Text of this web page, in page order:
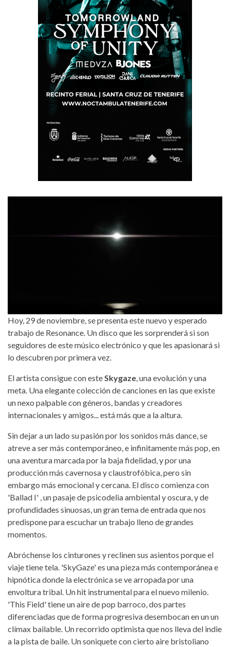
Hoy, 29 de noviembre, se presenta este nuevo y esperado
trabajo de Resonance. Un disco que les sorprenderá si son
seguidores de este músico electrónico y que les apasionará si
lo descubren por primera vez.
El artista consigue con este Skygaze , una evolución y una
meta. Una elegante colección de canciones en las que existe
un nexo palpable con géneros, bandas y creadores
internacionales y amigos... está más que a la altura.
Sin dejar a un lado su pasión por los sonidos más dance, se
atreve a ser más contemporáneo, e infinitamente más pop, en
una aventura marcada por la baja fidelidad, y por una
producción más cavernosa y claustrofóbica, pero sin
embargo más emocional y cercana. El disco comienza con
'Ballad I' , un pasaje de psicodelia ambiental y oscura, y de
profundidades sinuosas, un gran tema de entrada que nos
predispone para escuchar un trabajo lleno de grandes
momentos.
Abróchense los cinturones y reclinen sus asientos porque el
viaje tiene tela. 'SkyGaze' es una pieza más contemporánea e
hipnótica donde la electrónica se ve arropada por una
envoltura tribal. Un hit instrumental para el nuevo milenio.
'This Field' tiene un aire de pop barroco, dos partes
diferenciadas que de forma progresiva desembocan en un un
clímax bailable. Un recorrido optimista que nos lleva del indie
a la pista de baile. Un soniquete con cierto aire bristoliano